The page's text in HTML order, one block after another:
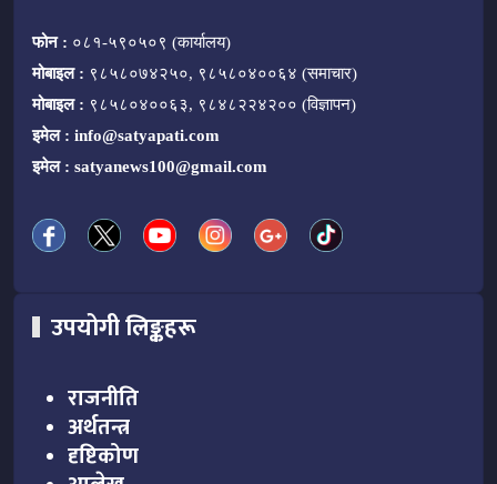
फोन : ०८१-५९०५०९ (कार्यालय)
मोबाइल : ९८५८०७४२५०, ९८५८०४००६४ (समाचार)
मोबाइल : ९८५८०४००६३, ९८४८२२४२०० (विज्ञापन)
इमेल : info@satyapati.com
इमेल : satyanews100@gmail.com
उपयोगी लिङ्कहरू
राजनीति
अर्थतन्त्र
दृष्टिकोण